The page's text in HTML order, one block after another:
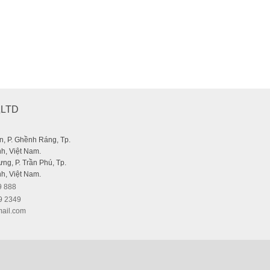
Cleaner 6000Pa (78W – 2000 mAh)
P. Ghềnh Ráng, Tp.
Việt Nam.
P. Trần Phú, Tp.
Việt Nam.
888
2349